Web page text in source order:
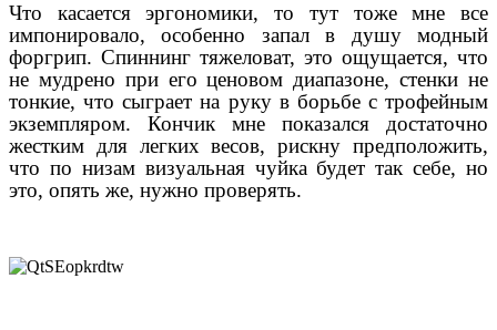
Что касается эргономики, то тут тоже мне все
импонировало, особенно запал в душу модный
форгрип. Спиннинг тяжеловат, это ощущается, что
не мудрено при его ценовом диапазоне, стенки не
тонкие, что сыграет на руку в борьбе с трофейным
экземпляром. Кончик мне показался достаточно
жестким для легких весов, рискну предположить,
что по низам визуальная чуйка будет так себе, но
это, опять же, нужно проверять.